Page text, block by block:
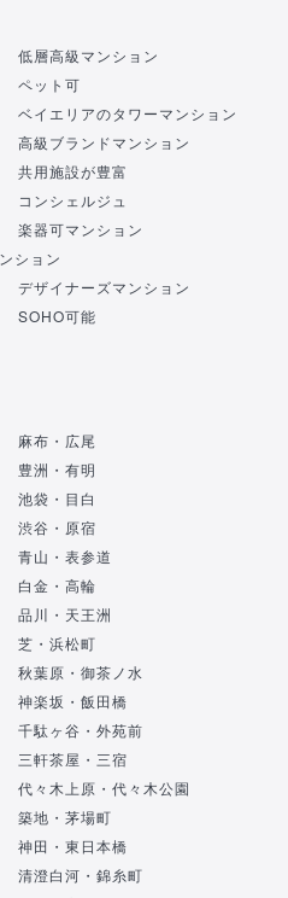
低層高級マンション
ペット可
ベイエリアのタワーマンション
高級ブランドマンション
共用施設が豊富
コンシェルジュ
楽器可マンション
ション
デザイナーズマンション
SOHO可能
麻布・広尾
豊洲・有明
池袋・目白
渋谷・原宿
青山・表参道
白金・高輪
品川・天王洲
芝・浜松町
秋葉原・御茶ノ水
神楽坂・飯田橋
千駄ヶ谷・外苑前
三軒茶屋・三宿
代々木上原・代々木公園
築地・茅場町
神田・東日本橋
清澄白河・錦糸町